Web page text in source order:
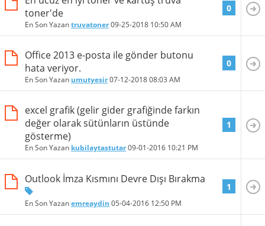
toner'de
En Son Yazantruvatoner09-25-2018 10:50 AM
0
Office 2013 e-posta ile gönder butonu
hata veriyor.
En Son Yazan umutyesir07-12-201808:03 AM
0
excel grafik (gelir gider grafiğinde farkın
değer olarak sütünların üstünde
gösterme)
En Son Yazan kubilaytastutar09-01-2016 10:21 PM
1
Outlook İmza Kısmını Devre Dışı Bırakma
En Son Yazanemreaydin 05-04-2016 12:50 PM
1